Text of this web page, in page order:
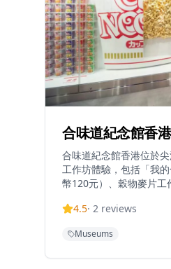
合味道紀念館香港
合味道紀念館香港位於
工作坊體驗，包括「我
幣120元）、穀物麥片工
客認識風靡全球的麵食
域入場。生日月份訪客
4.5· 2 reviews
Museums